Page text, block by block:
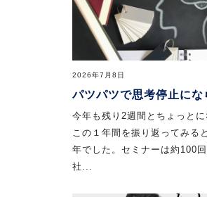
2026年7月8日
パツパツで思考停止にな
今年も残り2週間とちょっとに
この１年間を振り返ってみる
年でした。セミナーは約100
社...